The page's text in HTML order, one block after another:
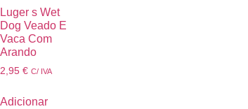
Luger s Wet
Dog Veado E
Vaca Com
Arando
2,95 € C/ IVA
Adicionar